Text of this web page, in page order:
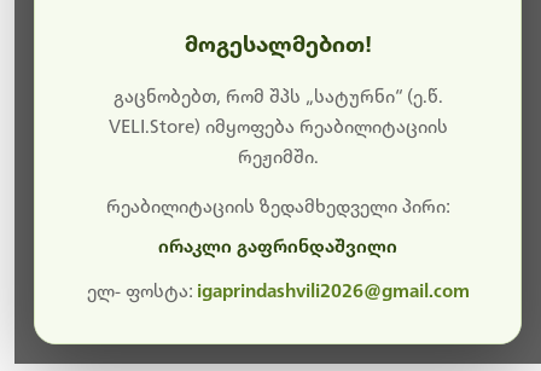
ბოდიშს გიხდით შეფერხებისთვის. ამჟამად
მიმდინარეობს საიტის განახლება და ტექნიკური
სამუშაოები.
მალე ისევ ხელმისაწვდომი იქნება. გმადლობთ
მოგესალმებით!
გაცნობებთ, რომ შპს „სატურნი“ (ე.წ.
VELI.Store) იმყოფება რეაბილიტაციის
რეჟიმში.
რეაბილიტაციის ზედამხედველი პირი:
ირაკლი გაფრინდაშვილი
ელ- ფოსტა: igaprindashvili2026@gmail.com